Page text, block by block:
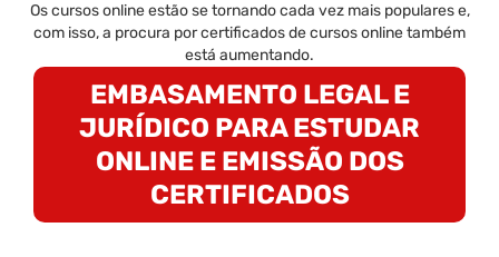
Os cursos online estão se tornando cada vez mais populares e,
com isso, a procura por certificados de cursos online também
está aumentando.
EMBASAMENTO LEGAL E
JURÍDICO PARA ESTUDAR
ONLINE E EMISSÃO DOS
CERTIFICADOS